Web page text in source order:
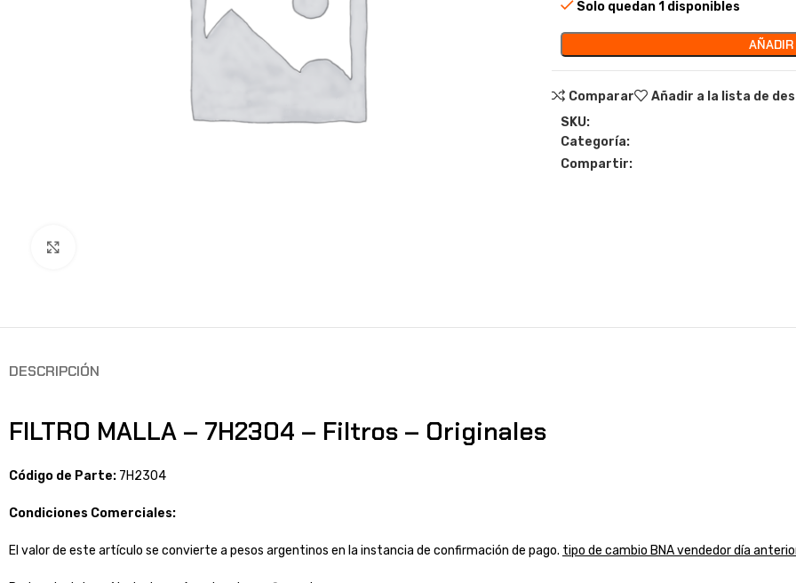
Solo quedan 1 disponibles
Comparar
Añadir a la lista de
SKU:
Categoría:
Compartir:
DESCRIPCIÓN
FILTRO MALLA – 7H2304 – Filtros – Originales
Código de Parte: 7H2304
Condiciones Comerciales:
El valor de este artículo se convierte a pesos argentinos en la instancia de confirmación de pago. tipo de cambio BNA vendedor día